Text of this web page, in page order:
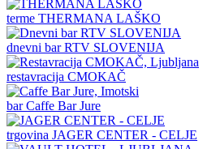
terme THERMANA LAŠKO
dnevni barRTV SLOVENIJA
restavracija CMOKAČ
barCaffe Bar Jure
trgovina JAGER CENTER - CELJE